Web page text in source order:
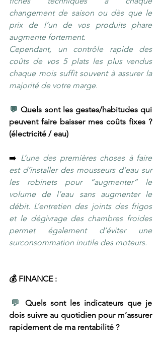
changement de saison ou dès que le
prix de l’un de vos produits phare
augmente fortement.
Cependant, un contrôle rapide des
coûts de vos 5 plats les plus vendus
chaque mois suffit souvent à assurer la
majorité de votre marge.
​💬 Quels sont les gestes/habitudes qui
peuvent faire baisser mes coûts fixes ?
(électricité / eau)
➡️ L’une des premières choses à faire
est d’installer des mousseurs d’eau sur
les robinets pour “augmenter” le
volume de l’eau sans augmenter le
débit. L’entretien des joints des frigos
et le dégivrage des chambres froides
permet également d’éviter une
surconsommation inutile des moteurs.
💰 FINANCE :
​💬 Quels sont les indicateurs que je
dois suivre au quotidien pour m’assurer
rapidement de ma rentabilité ?